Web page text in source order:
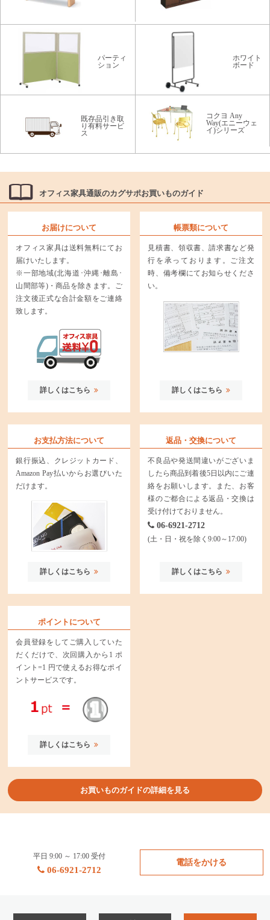
パーティ
ション
ホワイト
ボード
既存品引き取
り有料サービ
ス
コクヨ Any
Way(エニーウェ
イ)シリーズ
オフィス家具通販のカグサポお買いものガイド
お届けについて
オフィス家具は送料無料にてお
届けいたします。
※一部地域(北海道･沖縄･離島･
山間部等)・商品を除きます。ご
注文後正式な合計金額をご連絡
致します。
詳しくはこちら
帳票類について
見積書、領収書、請求書など発
行を承っております。ご注文
時、備考欄にてお知らせくださ
い。
詳しくはこちら
お支払方法について
銀行振込、クレジットカード、
Amazon Pay払いからお選びいた
だけます。
詳しくはこちら
返品・交換について
不良品や発送間違いがございま
したら商品到着後5日以内にご連
絡をお願いします。また、お客
様のご都合による返品・交換は
受け付けておりません。
06-6921-2712
(土・日・祝を除く9:00～17:00)
詳しくはこちら
ポイントについて
会員登録をしてご購入していた
だくだけで、次回購入から1 ポ
イント=1 円で使えるお得なポイ
ントサービスです。
詳しくはこちら
お買いものガイドの詳細を見る
平日 9:00 ～ 17:00 受付
06-6921-2712
電話をかける